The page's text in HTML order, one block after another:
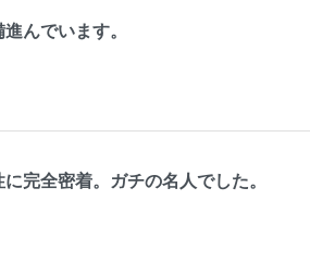
んでいます。
完全密着。ガチの名人でした。